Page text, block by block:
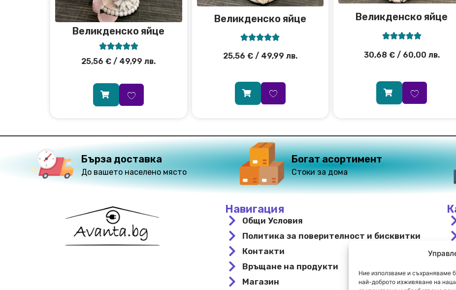
Ние използваме и съхраняваме
най-доброто изживяване на
Великденско яйце

25,56€ / 49,99 лв.
Великденско яйце

25,56 €/ 49,99 лв.
Великденско яйце

30,68 €/ 60,00 лв.
Бърза доставка
До вашето населено място
Богат асортимент
Стоки за дома
Навигация
Общи Условия
Политика за поверителност и бисквитки
Контакти
Връщане на продукти
Магазин